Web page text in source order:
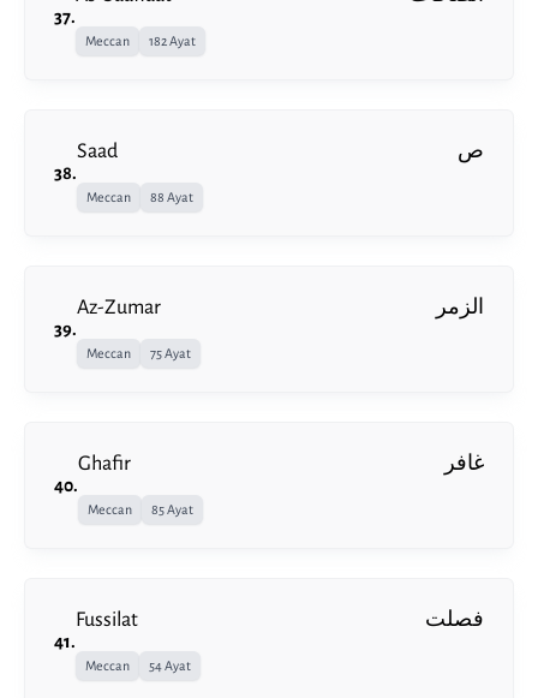
37.
Meccan 182 Ayat
38.
Saad ص
Meccan 88 Ayat
39.
Az-Zumar الزمر
Meccan 75 Ayat
40.
Ghafir غافر
Meccan 85 Ayat
41.
Fussilat فصلت
Meccan 54 Ayat